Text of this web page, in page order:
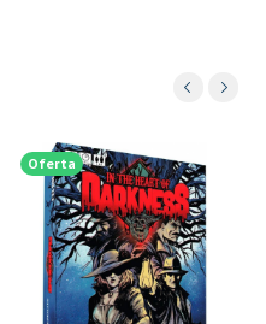
Oferta